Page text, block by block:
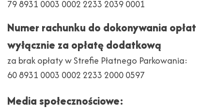
79 8931 0003 0002 2233 2039 0001
Numer rachunku do dokonywania opłat
wyłącznie za opłatę dodatkową
za brak opłaty w Strefie Płatnego Parkowania:
60 8931 0003 0002 2233 2000 0597
Media społecznościowe: